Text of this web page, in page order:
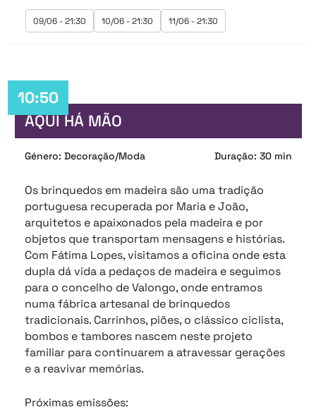
09/06 - 21:30 10/06 - 21:30 11/06 - 21:30
10:50
AQUI HÁ MÃO
Género: Decoração/Moda Duração: 30 min
Os brinquedos em madeira são uma tradição
portuguesa recuperada por Maria e João,
arquitetos e apaixonados pela madeira e por
objetos que transportam mensagens e histórias.
Com Fátima Lopes, visitamos a oficina onde esta
dupla dá vida a pedaços de madeira e seguimos
para o concelho de Valongo, onde entramos
numa fábrica artesanal de brinquedos
tradicionais. Carrinhos, piões, o clássico ciclista,
bombos e tambores nascem neste projeto
familiar para continuarem a atravessar gerações
e a reavivar memórias.
Próximas emissões: